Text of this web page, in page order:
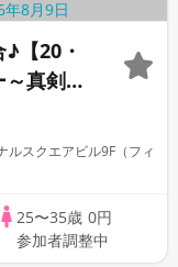
【20・
真剣な
スクエアビル9F（フィ
25〜35歳 0円
参加者調整中